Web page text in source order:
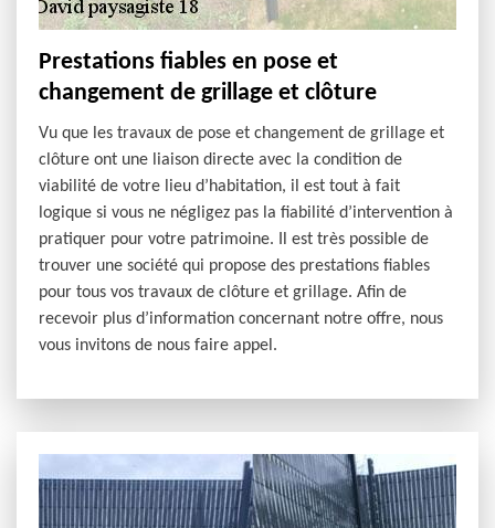
Prestations fiables en pose et
changement de grillage et clôture
Vu que les travaux de pose et changement de grillage et
clôture ont une liaison directe avec la condition de
viabilité de votre lieu d’habitation, il est tout à fait
logique si vous ne négligez pas la fiabilité d’intervention à
pratiquer pour votre patrimoine. Il est très possible de
trouver une société qui propose des prestations fiables
pour tous vos travaux de clôture et grillage. Afin de
recevoir plus d’information concernant notre offre, nous
vous invitons de nous faire appel.